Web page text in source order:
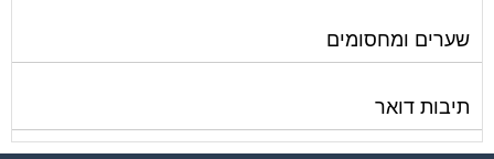
שערים ומחסומים
תיבות דואר